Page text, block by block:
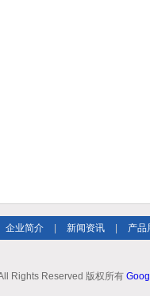
企业简介 新闻资讯 产品
Rights Reserved 版权所有